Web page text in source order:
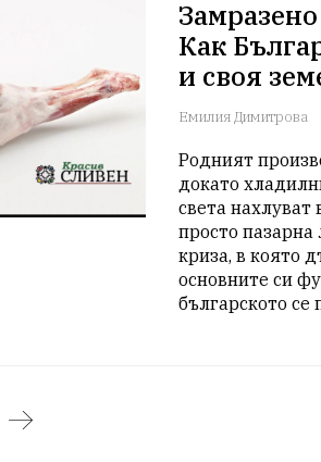
Как
и своя
Емилия Димитрова
Родният
докато
света нахлуват
просто пазарна
криза, в която
основните си
българското се